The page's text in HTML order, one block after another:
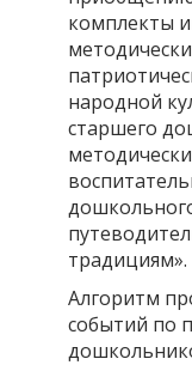
комплекты
народной
старшего
традициям».
Алгоритм
событий по